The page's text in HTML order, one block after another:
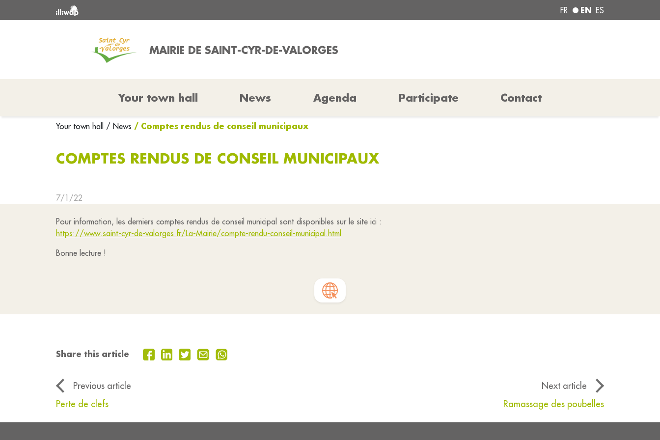
FR EN ES
MAIRIE DE SAINT-CYR-DE-VALORGES
Your town hall News Agenda Participate Contact
Your town hall / News / Comptes rendus de conseil municipaux
COMPTES RENDUS DE CONSEIL MUNICIPAUX
7/1/22
Pour information, les derniers comptes rendus de conseil municipal sont disponibles sur le site ici :
https://www.saint-cyr-de-valorges.fr/La-Mairie/compte-rendu-conseil-municipal.html
Bonne lecture !
Share this article
Previous article
Next article
Perte de clefs
Ramassage des poubelles